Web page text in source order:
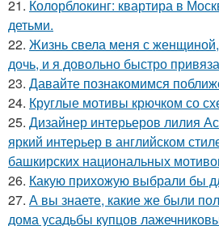
21. Колорблокинг: квартира в
детьми.
22. Жизнь свела меня с женщиной,
дочь, и я довольно быстро
23. Давайте познакомимся
24. Круглые мотивы крючком со
25. Дизайнер интерьеров лилия
яркий интерьер в английском
башкирских национальных
26. Какую прихожую выбрали бы
27. А вы знаете, какие же были
дома усадьбы купцов